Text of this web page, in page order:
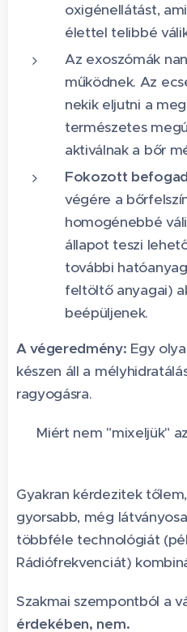
oxigénellátást,
élettel telibbé
Az exoszómák
működnek. Az
nekik eljutni a
természetes
aktiválnak a bőr
Fokozott
végére a
homogénebbé
állapot teszi
további
feltöltő anyagai)
beépüljenek.
A végeredmény: Egy
készen áll a
ragyogásra.
🧬 Miért nem "mixeljük"
Gyakran kérdezitek
gyorsabb, még
többféle technológiát
Rádiófrekvenciát)
Szakmai szempontból a
érdekében, nem.